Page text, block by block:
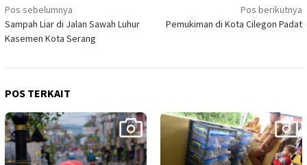
Navigasi
pos
Pos sebelumnya
Sampah Liar di Jalan Sawah Luhur
Kasemen Kota Serang
Pos berikutnya
Pemukiman di Kota Cilegon Padat
POS TERKAIT